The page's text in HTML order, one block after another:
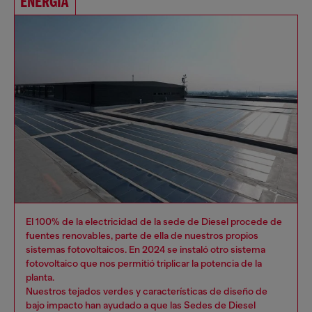
El 100% de la electricidad de la sede de Diesel procede de
fuentes renovables, parte de ella de nuestros propios
sistemas fotovoltaicos. En 2024 se instaló otro sistema
fotovoltaico que nos permitió triplicar la potencia de la
planta.
Nuestros tejados verdes y características de diseño de
bajo impacto han ayudado a que las Sedes de Diesel